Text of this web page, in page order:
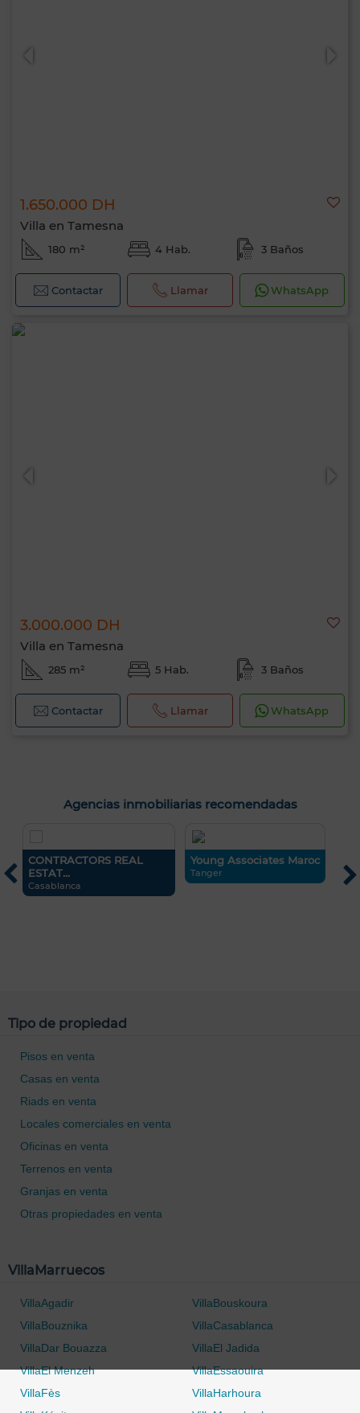
1.650.000 DH
Villa en Tamesna
180 m² 4 Hab. 3 Baños
Contactar Llamar WhatsApp
3.000.000 DH
Villa en Tamesna
285 m² 5 Hab. 3 Baños
Contactar Llamar WhatsApp
Agencias inmobiliarias recomendadas
CONTRACTORS REAL
ESTAT...
Casablanca
Young Associates Maroc
Tanger
Tipo de propiedad
Pisos en venta
Casas en venta
Riads en venta
Locales comerciales en venta
Oficinas en venta
Terrenos en venta
Granjas en venta
Otras propiedades en venta
VillaMarruecos
VillaAgadir
VillaBouskoura
VillaBouznika
VillaCasablanca
VillaDar Bouazza
VillaEl Jadida
VillaEl Menzeh
VillaEssaouira
VillaFès
VillaHarhoura